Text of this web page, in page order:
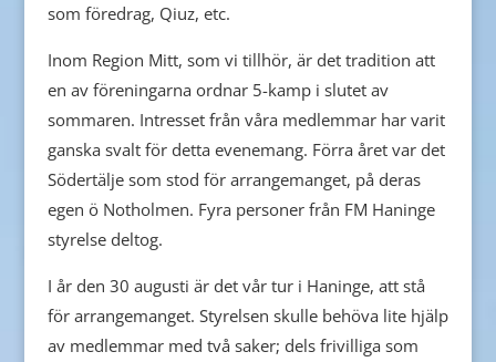
som föredrag, Qiuz, etc.
Inom Region Mitt, som vi tillhör, är det tradition att
en av föreningarna ordnar 5-kamp i slutet av
sommaren. Intresset från våra medlemmar har varit
ganska svalt för detta evenemang. Förra året var det
Södertälje som stod för arrangemanget, på deras
egen ö Notholmen. Fyra personer från FM Haninge
styrelse deltog.
I år den 30 augusti är det vår tur i Haninge, att stå
för arrangemanget. Styrelsen skulle behöva lite hjälp
av medlemmar med två saker; dels frivilliga som